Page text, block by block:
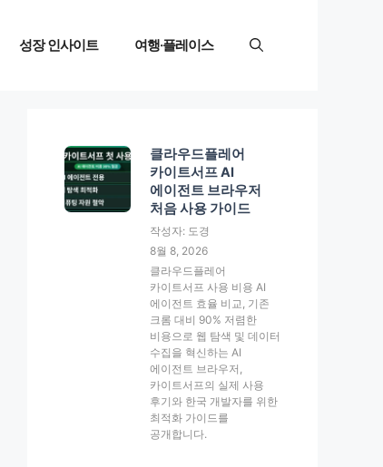
성장 인사이트 여행·플레이스
클라우드플레어
카이트서프 AI
에이전트 브라우저
처음 사용 가이드
작성자: 도경
8월 8, 2026
클라우드플레어
카이트서프 사용 비용 AI
에이전트 효율 비교, 기존
크롬 대비 90% 저렴한
비용으로 웹 탐색 및 데이터
수집을 혁신하는 AI
에이전트 브라우저,
카이트서프의 실제 사용
후기와 한국 개발자를 위한
최적화 가이드를
공개합니다.